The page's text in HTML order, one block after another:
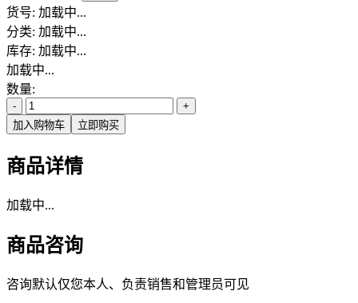
货号: 加载中...
分类: 加载中...
库存: 加载中...
加载中...
数量:
-
+
加入购物车
立即购买
商品详情
加载中...
商品咨询
咨询默认仅您本人、负责销售和管理员可见